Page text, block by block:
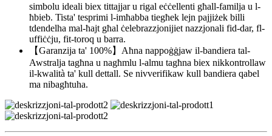
simbolu ideali biex tittajjar u rigal eċċellenti għall-familja u l-
ħbieb. Tista' tesprimi l-imħabba tiegħek lejn pajjiżek billi
tdendelha mal-ħajt għal ċelebrazzjonijiet nazzjonali fid-dar, fl-
uffiċċju, fit-toroq u barra.
【Garanzija ta' 100%】Aħna nappoġġjaw il-bandiera tal-
Awstralja tagħna u nagħmlu l-almu tagħna biex nikkontrollaw
il-kwalità ta' kull dettall. Se nivverifikaw kull bandiera qabel
ma nibagħtuha.